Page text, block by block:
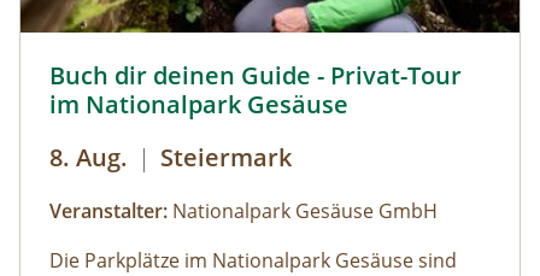
Buch dir deinen Guide - Privat-Tour
im Nationalpark Gesäuse
8. Aug. | Steiermark
Veranstalter: Nationalpark Gesäuse GmbH
Die Parkplätze im Nationalpark Gesäuse sind